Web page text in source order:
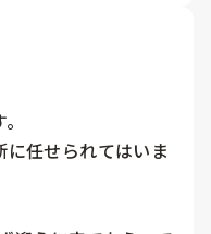
任せられてはいま